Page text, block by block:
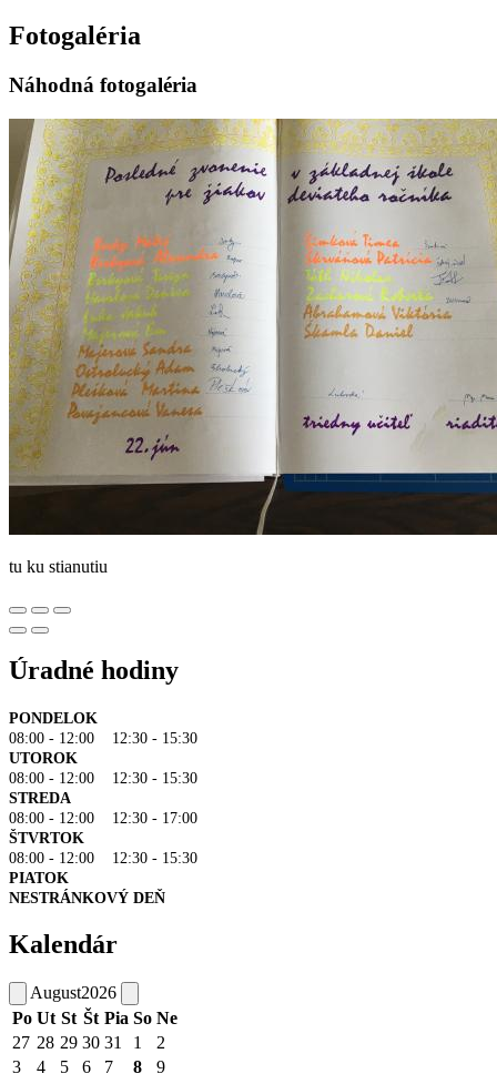
Fotogaléria
Náhodná fotogaléria
tu ku stianutiu
Úradné hodiny
PONDELOK
08:00 - 12:00 12:30 - 15:30
UTOROK
08:00 - 12:00 12:30 - 15:30
STREDA
08:00 - 12:00 12:30 - 17:00
ŠTVRTOK
08:00 - 12:00 12:30 - 15:30
PIATOK
NESTRÁNKOVÝ DEŇ
Kalendár
August2026
Po Ut St Št Pia So Ne
27 28 29 30 31 1
2
3
4 5 6 7 8
9